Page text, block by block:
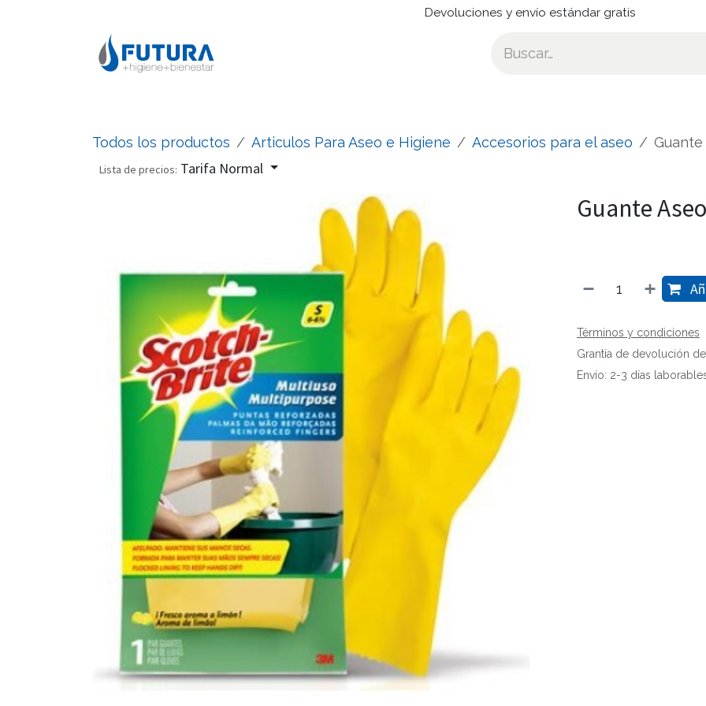
Devoluciones y envío estándar gratis
Todos los productos Articulos Para Aseo e Higiene Accesorios para el aseo Guante
Lista de precios: Tarifa Normal
Guante
Términos y condiciones
Grantía de devolución
Envío: 2-3 días